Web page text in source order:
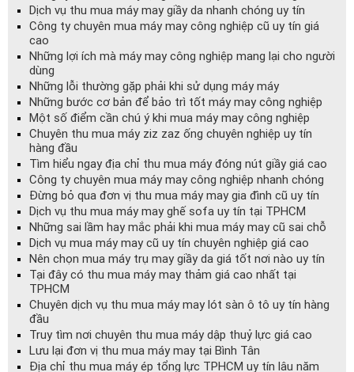
Dịch vụ thu mua máy may giầy da nhanh chóng uy tín
Công ty chuyên mua máy may công nghiệp cũ uy tín giá
cao
Những lợi ích mà máy may công nghiệp mang lại cho người
dùng
Những lỗi thường gặp phải khi sử dụng máy máy
Những bước cơ bản để bảo trì tốt máy may công nghiệp
Một số điểm cần chú ý khi mua máy may công nghiệp
Chuyên thu mua máy ziz zaz ống chuyên nghiệp uy tín
hàng đầu
Tìm hiểu ngay địa chỉ thu mua máy đóng nút giầy giá cao
Công ty chuyên mua máy may công nghiệp nhanh chóng
Đừng bỏ qua đơn vị thu mua máy may gia đình cũ uy tín
Dịch vụ thu mua máy may ghế sofa uy tín tại TPHCM
Những sai lầm hay mắc phải khi mua máy may cũ sai chỗ
Dịch vụ mua máy may cũ uy tín chuyên nghiệp giá cao
Nên chọn mua máy trụ may giầy da giá tốt nơi nào uy tín
Tại đây có thu mua máy may thảm giá cao nhất tại
TPHCM
Chuyên dịch vụ thu mua máy may lót sàn ô tô uy tín hàng
đầu
Truy tìm nơi chuyên thu mua máy dập thuỷ lực giá cao
Lưu lại đơn vị thu mua máy may tại Bình Tân
Địa chỉ thu mua máy ép tổng lực TPHCM uy tín lâu năm